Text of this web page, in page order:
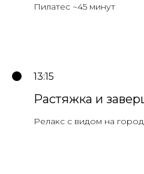
Пилатес ~45 минут
13:15
Растяжка и
Релакс с видом на город